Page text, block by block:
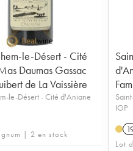
le-Désert - Cité
Daumas Gassac
de La Vaissière
le-Désert - Cité d'Aniane
| 2 en stock
IGP
Lot